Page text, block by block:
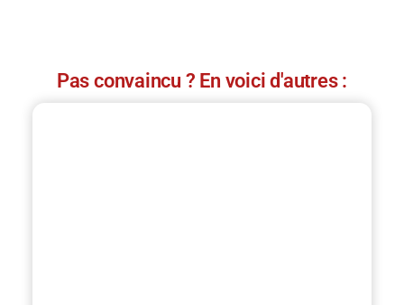
Pas convaincu ? En voici d'autres :